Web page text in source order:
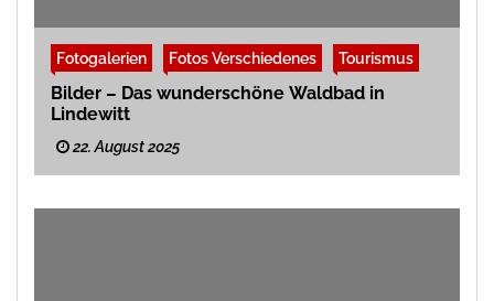
Fotogalerien Fotos Verschiedenes Tourismus
Bilder – Das wunderschöne Waldbad in
Lindewitt
22. August 2025